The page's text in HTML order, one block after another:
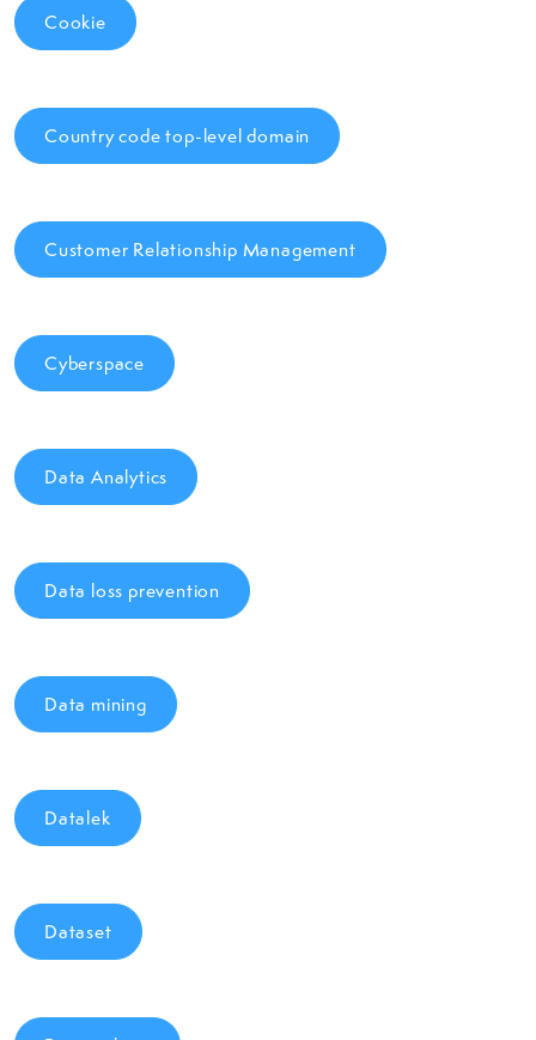
Cookie
Country code top-level domain
Customer Relationship Management
Cyberspace
Data Analytics
Data loss prevention
Data mining
Datalek
Dataset